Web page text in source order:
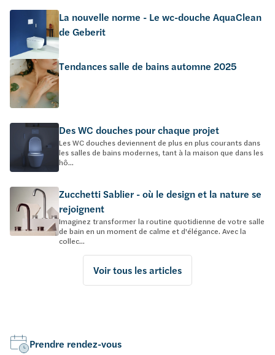
La nouvelle norme - Le wc-douche AquaClean
de Geberit
Tendances salle de bains automne 2025
Des WC douches pour chaque projet
Les WC douches deviennent de plus en plus courants dans
les salles de bains modernes, tant à la maison que dans les
hô...
Zucchetti Sablier - où le design et la nature se
rejoignent
Imaginez transformer la routine quotidienne de votre salle
de bain en un moment de calme et d'élégance. Avec la
collec...
Voir tous les articles
Prendre rendez-vous